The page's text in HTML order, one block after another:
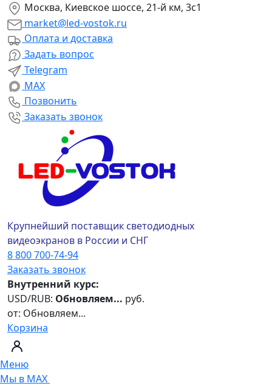
Москва, Киевское шоссе, 21-й км, 3с1
market@led-vostok.ru
Оплата и доставка
Задать вопрос
Telegram
MAX
Позвонить
Заказать звонок
Крупнейший поставщик светодиодных
видеоэкранов в России и СНГ
8 800 700-74-94
Заказать звонок
Внутренний курс:
USD/RUB: Обновляем... руб.
от: Обновляем...
Корзина
Меню
Мы в MAX